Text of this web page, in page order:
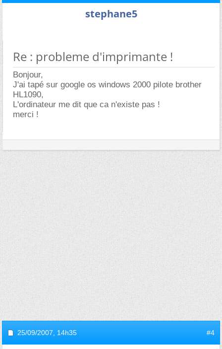
stephane5
Re : probleme d'imprimante !
Bonjour,
J'ai tapé sur google os windows 2000 pilote brother
HL1090,
L'ordinateur me dit que ca n'existe pas !
merci !
25/09/2007, 14h35 #4